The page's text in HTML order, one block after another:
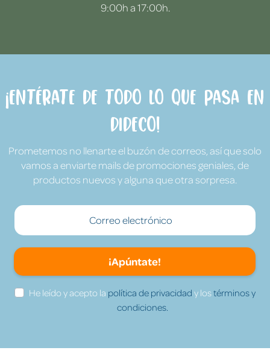
9:00h a 17:00h.
¡Entérate de todo lo que pasa en
Dideco!
Prometemos no llenarte el buzón de correos, así que solo
vamos a enviarte mails de promociones geniales, de
productos nuevos y alguna que otra sorpresa.
¡Apúntate!
He leído y acepto la política de privacidad y lostérminos y
condiciones.